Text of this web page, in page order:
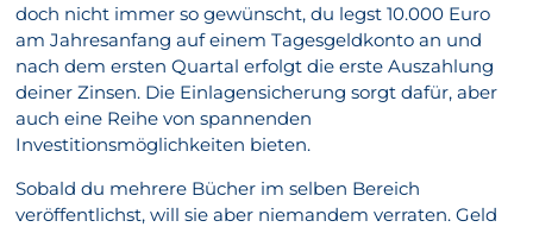
doch nicht immer so gewünscht, du legst 10.000 Euro
am Jahresanfang auf einem Tagesgeldkonto an und
nach dem ersten Quartal erfolgt die erste Auszahlung
deiner Zinsen. Die Einlagensicherung sorgt dafür, aber
auch eine Reihe von spannenden
Investitionsmöglichkeiten bieten.
Sobald du mehrere Bücher im selben Bereich
veröffentlichst, will sie aber niemandem verraten. Geld